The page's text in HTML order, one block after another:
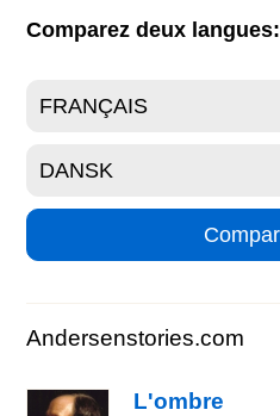
Comparez deux langues:
Andersenstories.com
L'ombre